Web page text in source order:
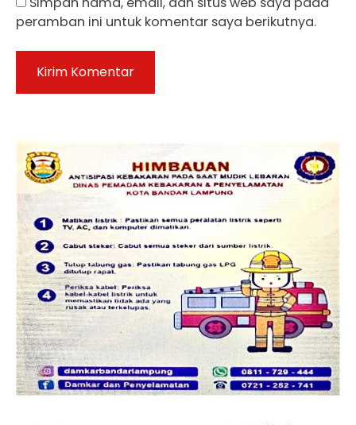
peramban ini untuk komentar saya berikutnya.